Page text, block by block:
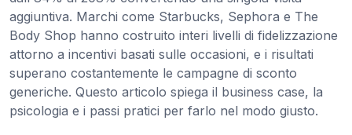
aggiuntiva. Marchi come Starbucks, Sephora e The
Body Shop hanno costruito interi livelli di fidelizzazione
attorno a incentivi basati sulle occasioni, e i risultati
superano costantemente le campagne di sconto
generiche. Questo articolo spiega il business case, la
psicologia e i passi pratici per farlo nel modo giusto.